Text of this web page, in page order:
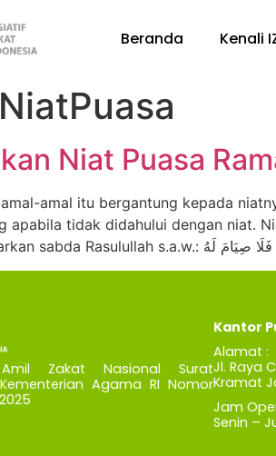
Beranda Kenali
Niat Puasa
amal itu bergantung kepada
apabila tidak didahului dengan niat.
Zakat Nasional Surat
Agama RI Nomor
Kantor
Alamat :
Jl. Raya
Kramat
Jam
Senin –